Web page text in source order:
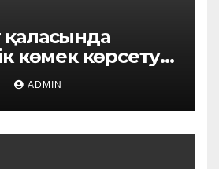
көмек көрсету
пилоттық
қосылды
ADMIN